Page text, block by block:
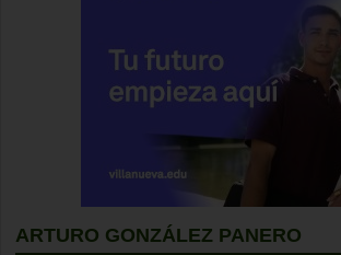
ARTURO GONZÁLEZ PANERO